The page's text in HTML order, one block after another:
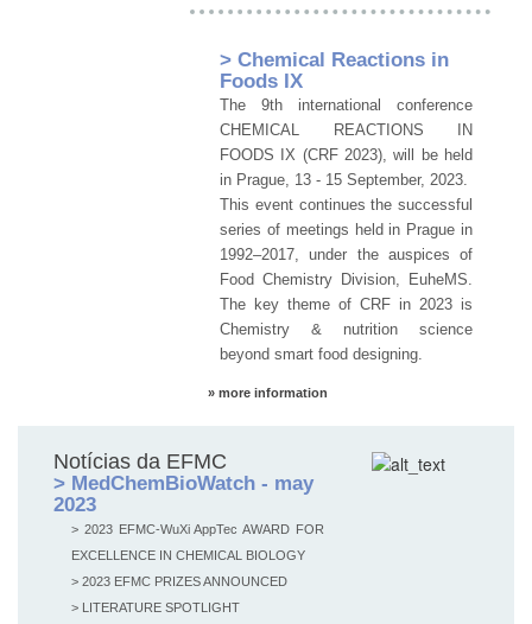
> Chemical Reactions in
Foods IX
The 9th international conference
CHEMICAL REACTIONS IN
FOODS IX (CRF 2023), will be held
in Prague, 13 - 15 September, 2023.
This event continues the successful
series of meetings held in Prague in
1992–2017, under the auspices of
Food Chemistry Division, EuheMS.
The key theme of CRF in 2023 is
Chemistry & nutrition science
beyond smart food designing.
» more information
Notícias da EFMC
> MedChemBioWatch - may
2023
> 2023 EFMC-WuXi AppTec AWARD FOR
EXCELLENCE IN CHEMICAL BIOLOGY
> 2023 EFMC PRIZES ANNOUNCED
> LITERATURE SPOTLIGHT